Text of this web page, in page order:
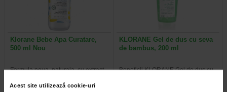
Acest site utilizează cookie-uri
Klorane Bebe Apa Curatare,
500 ml Nou
Formula noua, naturala, cu extract
flori cultivate organic. Klorane…
KLORANE Gel de dus cu seva
de bambus, 200 ml
Beneficii KLORANE Gel de dus cu